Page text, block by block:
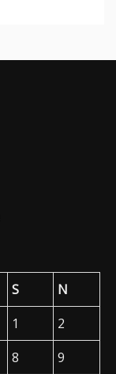
S
N
1
2
8
9